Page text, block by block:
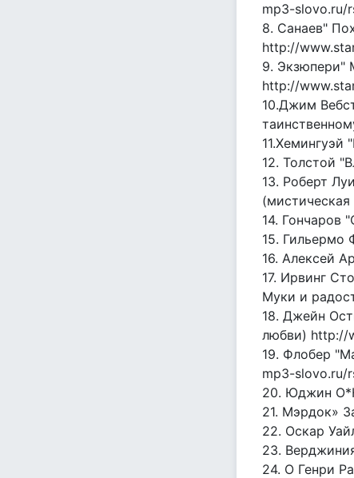
mp3-slovo.ru/
8. Санаев"
http://
9. Экзюпери"
http://
10.Джим
12. Толстой
13. Роберт
14. Гончаров
15. Гильермо
16. Алексей
17. Ирвинг
Муки и
18. Джейн
любви) http://
19. Флобер
mp3-slovo.ru/
20. Юджин
21. Мэрдок»
22. Оскар
23.
24. О Генри